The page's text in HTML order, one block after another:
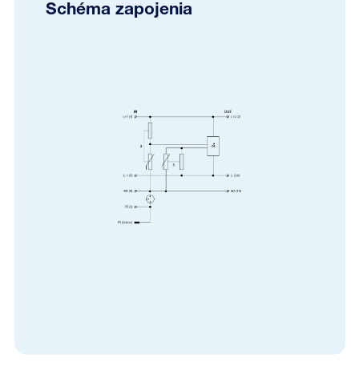
Schéma zapojenia